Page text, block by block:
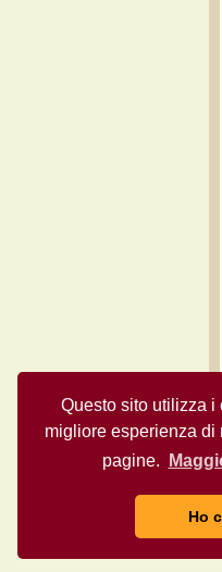
Questo sito utilizza i
migliore esperienza
pagine.
Ho